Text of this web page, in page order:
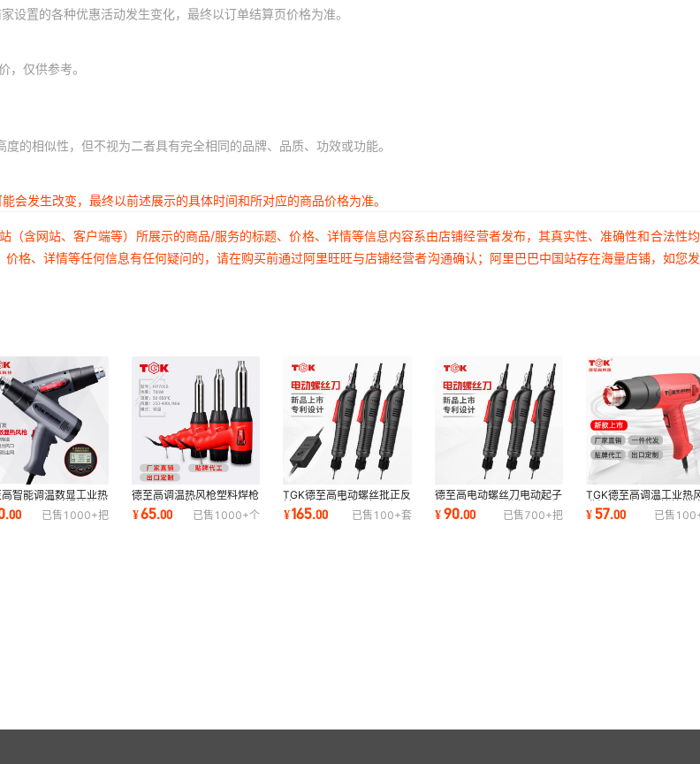
置的各种优惠活动发生变化，最终以订单结算页价格为准。
仅供参考。
的相似性，但不视为二者具有完全相同的品牌、品质、功效或功能。
发生改变，最终以前述展示的具体时间和所对应的商品价格为准。
含网站、客户端等）所展示的商品/服务的标题、价格、详情等信息内容系由店铺经营者发布，其真实性、准确性和合法性
格、详情等任何信息有任何疑问的，请在购买前通过阿里旺旺与店铺经营者沟通确认；阿里巴巴中国站存在海量店铺，如您
智能调温数显工业热
贴膜烤枪塑料焊枪热缩
具批发
.00 已售 1000+把
德至高调温热风枪塑料焊枪
烤枪汽车保险杠家用ppvc
焊接工具HP700B
¥65.00 已售 1000+个
TGK德至高电动螺丝批正反
转调速电动螺丝刀起子机
801维修拆卸工具
¥165.00 已售 100+套
德至高电动螺丝刀电动起子
800 801 802半自动电动
螺丝批维修工具
¥90.00 已售700+把
TGK德至高调温工业热
升级版汽车贴膜烤枪烘
显热风筒
¥57.00 已售